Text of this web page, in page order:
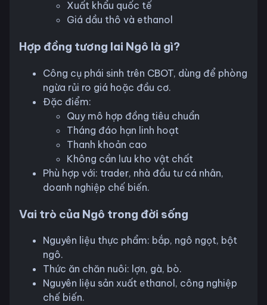
Xuất khẩu quốc tế
Giá dầu thô và ethanol
Hợp đồng tương lai Ngô là gì?
Công cụ phái sinh trên CBOT, dùng để phòng
ngừa rủi ro giá hoặc đầu cơ.
Đặc điểm:
Quy mô hợp đồng tiêu chuẩn
Tháng đáo hạn linh hoạt
Thanh khoản cao
Không cần lưu kho vật chất
Phù hợp với: trader, nhà đầu tư cá nhân,
doanh nghiệp chế biến.
Vai trò của Ngô trong đời sống
Nguyên liệu thực phẩm: bắp, ngô ngọt, bột
ngô.
Thức ăn chăn nuôi: lợn, gà, bò.
Nguyên liệu sản xuất ethanol, công nghiệp
chế biến.